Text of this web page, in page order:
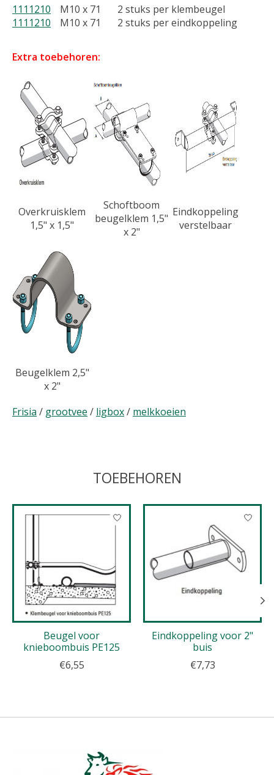
1111210
M10 x 71
2 stuks per klembeugel
1111210
M10 x 71 2 stuks per eindkoppeling
Extra toebehoren:
Overkruisklem
1,5" x 1,5"
Schoftboom
beugelklem 1,5"
x 2"
Eindkoppeling
verstelbaar
Beugelklem 2,5"
x 2"
Frisia / grootvee / ligbox/ melkkoeien
TOEBEHOREN
Items van productcarrousel
Beugel voor
knieboombuis PE125
€6,55
Eindkoppeling voor 2"
buis
€7,73